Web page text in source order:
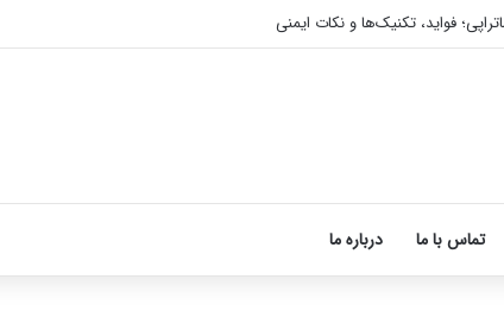
فواید، تکنیک‌ها و نکات ایمنی
تماس با ما درباره ما